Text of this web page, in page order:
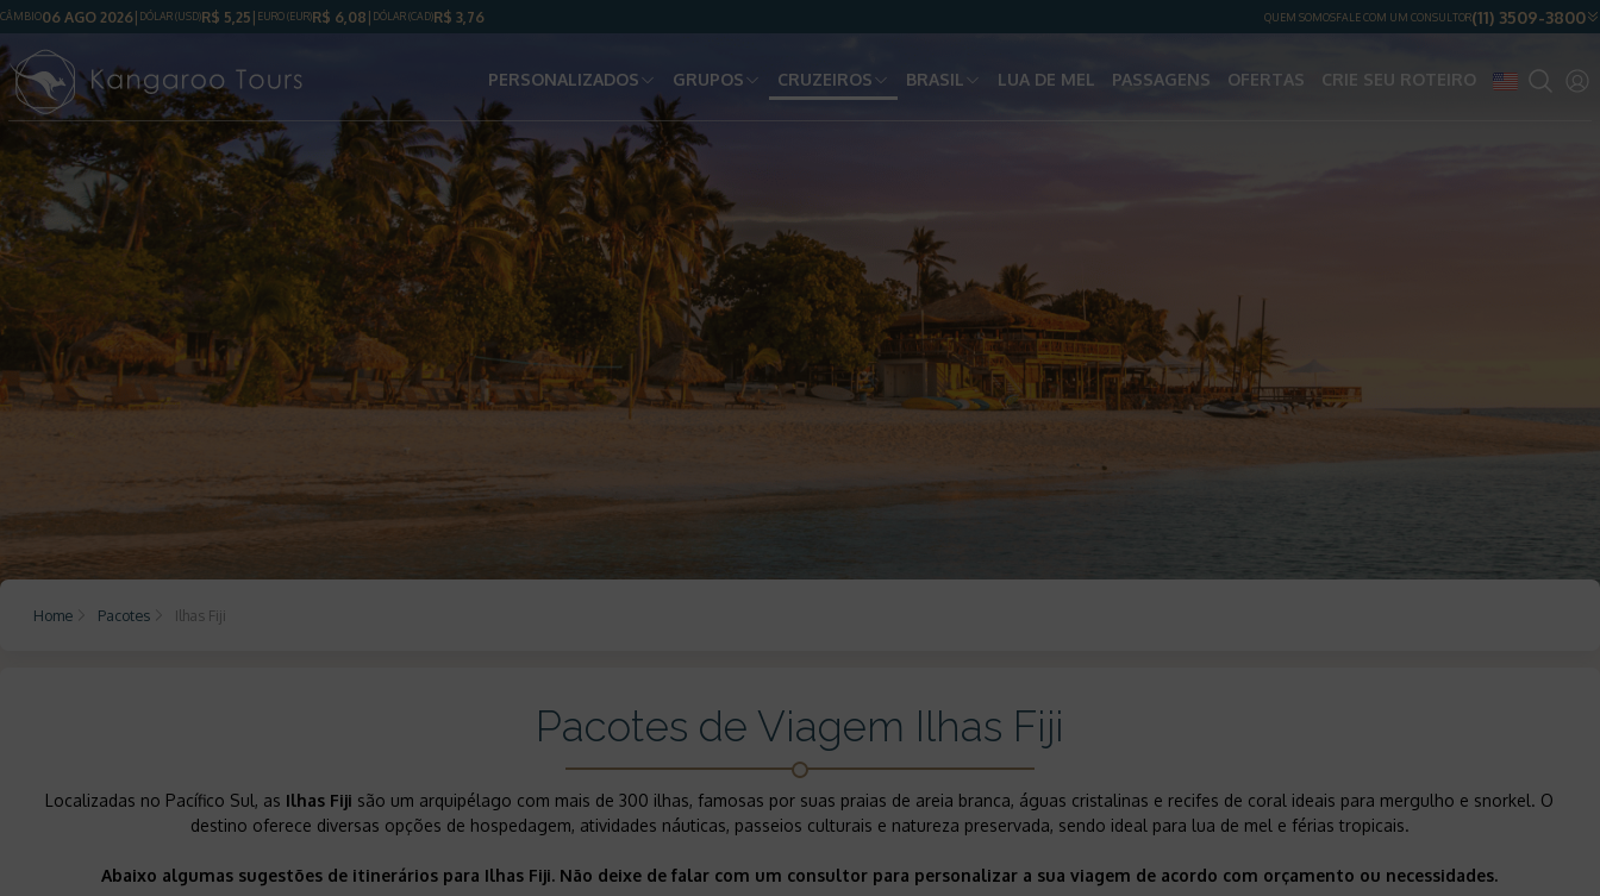
CÂMBIO06 AGO 2026 DÓLAR(USD)R$ 5,25 EURO (EUR)R$ 6,08 DÓLAR(CAD)R$ 3,76 QUEM SOMOSFALE COM UM CONSULTOR(11) 3509-3800
PERSONALIZADOS GRUPOS CRUZEIROS BRASIL LUA DE MEL PASSAGENS OFERTAS CRIE SEU ROTEIRO
Home Pacotes Ilhas Fiji
Pacotes de Viagem Ilhas Fiji
Localizadas no Pacífico Sul, as Ilhas Fiji são um arquipélago com mais de 300 ilhas, famosas por suas praias de areia branca, águas cristalinas e recifes de coral ideais para mergulho e snorkel. O
destino oferece diversas opções de hospedagem, atividades náuticas, passeios culturais e natureza preservada, sendo ideal para lua de mel e férias tropicais.
Abaixo algumas sugestões de itinerários para Ilhas Fiji. Não deixe de falar com um consultor para personalizar a sua viagem de acordo com orçamento ou necessidades.